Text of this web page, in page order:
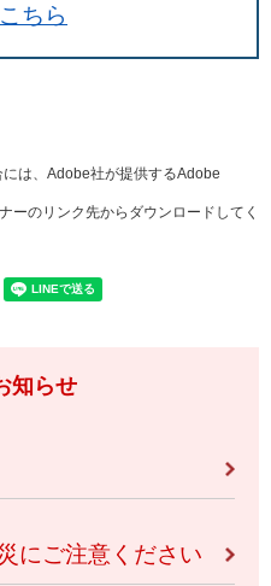
ちら
は、Adobe社が提供するAdobe
ーのリンク先からダウンロードしてく
知らせ
にご注意ください